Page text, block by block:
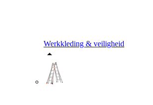
Werkkleding & veiligheid